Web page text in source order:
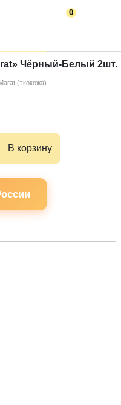
0
Чёрный-Белый 2шт.
(экокожа)
В корзину